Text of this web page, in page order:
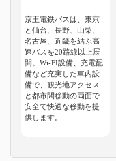
京王電鉄バスは、東京
と仙台、長野、山梨、
名古屋、近畿を結ぶ高
速バスを20路線以上展
開。Wi-FI設備、充電配
備など充実した車内設
備で、観光地アクセス
と都市間移動の両面で
安全で快適な移動を提
供します。